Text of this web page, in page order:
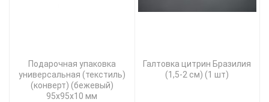
Подарочная упаковка
универсальная (текстиль)
(конверт) (бежевый)
95х95х10 мм
Галтовка цитрин Бразилия
(1,5-2 см) (1 шт)